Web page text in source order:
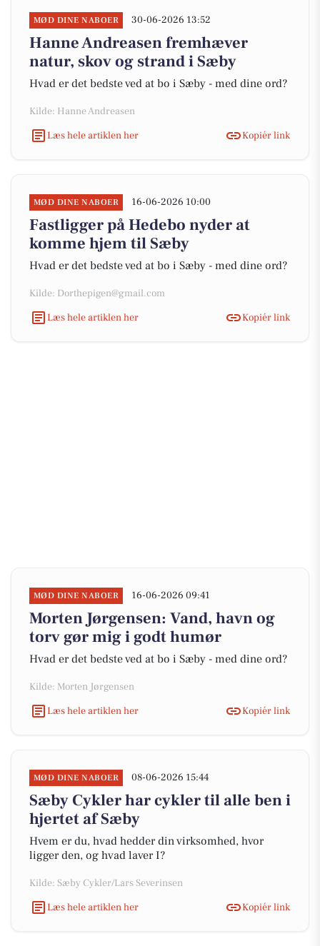
MØD DINE NABOER 30-06-2026 13:52
Hanne Andreasen fremhæver
natur, skov og strand i Sæby
Hvad er det bedste ved at bo i Sæby - med dine ord?
Kilde: Hanne Andreasen
Læs hele artiklen her
Kopiér link
MØD DINE NABOER 16-06-2026 10:00
Fastligger på Hedebo nyder at
komme hjem til Sæby
Hvad er det bedste ved at bo i Sæby - med dine ord?
Kilde: Dorthepigen@gmail.com
Læs hele artiklen her
Kopiér link
MØD DINE NABOER 16-06-2026 09:41
Morten Jørgensen: Vand, havn og
torv gør mig i godt humør
Hvad er det bedste ved at bo i Sæby - med dine ord?
Kilde: Morten Jørgensen
Læs hele artiklen her
Kopiér link
MØD DINE NABOER 08-06-2026 15:44
Sæby Cykler har cykler til alle ben i
hjertet af Sæby
Hvem er du, hvad hedder din virksomhed, hvor
ligger den, og hvad laver I?
Kilde: Sæby Cykler/Lars Severinsen
Læs hele artiklen her
Kopiér link